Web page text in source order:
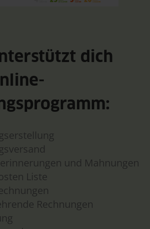
dich
und Mahnungen
Liste
Rechnungen